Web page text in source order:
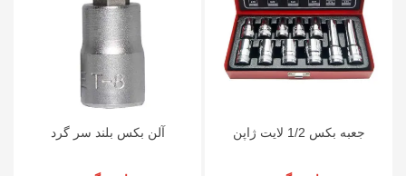
آلن بکس بلند سر گرد جعبه بکس 1/2 لایت ژاپن